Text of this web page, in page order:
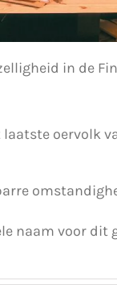
in de
oervolk
naam voor dit